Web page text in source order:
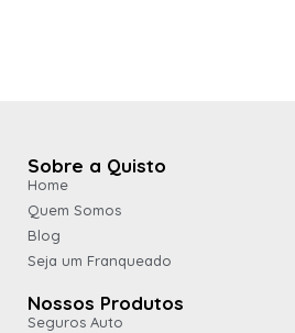
Sobre a Quisto
Home
Quem Somos
Blog
Seja um Franqueado
Nossos Produtos
Seguros Auto